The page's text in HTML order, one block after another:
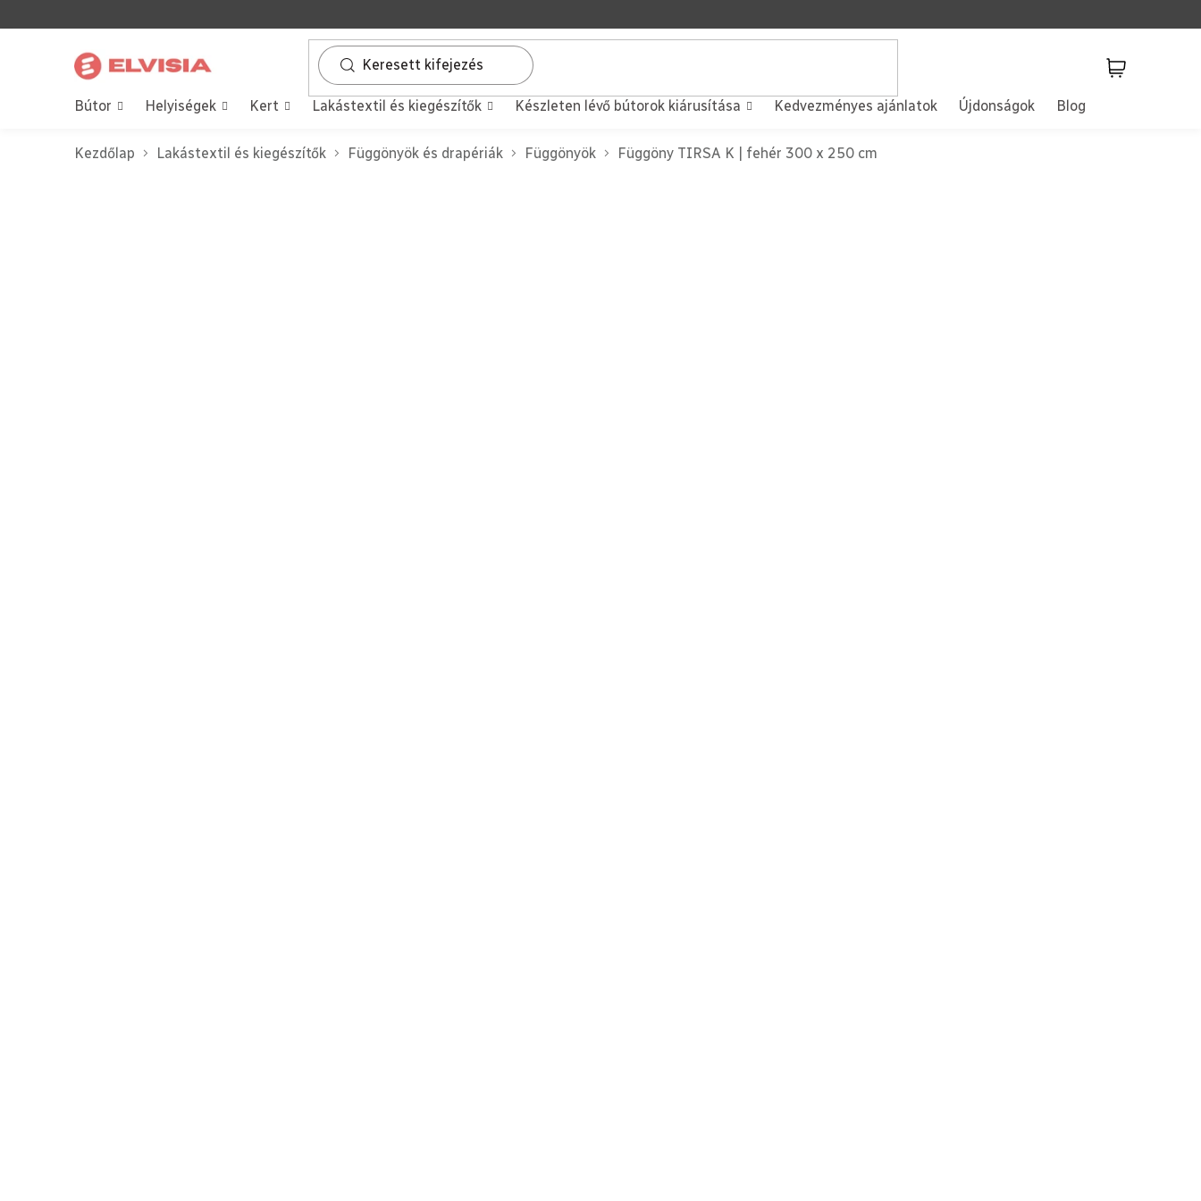
a
tartalomhoz
Bútor Helyiségek Kert Lakástextil és kiegészítők Készleten lévő bútorok kiárusítása Kedvezményes ajánlatok Újdonságok Blog
Kezdőlap Lakástextil és kiegészítők Függönyök és drapériák Függönyök Függöny TIRSA K | fehér 300 x 250 cm